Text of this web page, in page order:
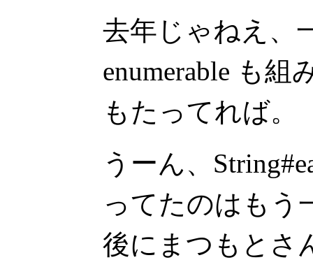
去年じゃねえ、
enumerable も
もたってれば。
うーん、
ってたのはも
後にまつもとさ